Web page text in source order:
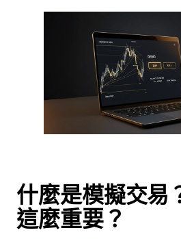
什麼是模擬交易
這麼重要？